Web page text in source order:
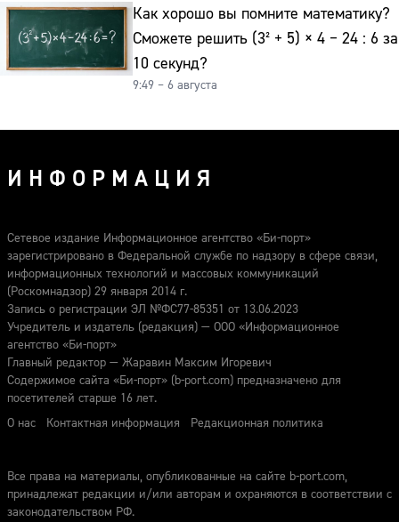
Как хорошо вы помните математику?
Сможете решить (3² + 5) × 4 − 24 : 6 за
10 секунд?
9:49 – 6 августа
ИНФОРМАЦИЯ
Сетевое издание Информационное агентство «Би-порт»
зарегистрировано в Федеральной службе по надзору в сфере связи,
информационных технологий и массовых коммуникаций
(Роскомнадзор) 29 января 2014 г.
Запись о регистрации ЭЛ №ФС77-85351 от 13.06.2023
Учредитель и издатель (редакция) — ООО «Информационное
агентство «Би-порт»
Главный редактор — Жаравин Максим Игоревич
Содержимое сайта «Би-порт» (b-port.com) предназначено для
посетителей старше 16 лет.
О нас
Контактная информация Редакционная политика
Все права на материалы, опубликованные на сайте b-port.com,
принадлежат редакции и/или авторам и охраняются в соответствии с
законодательством РФ.